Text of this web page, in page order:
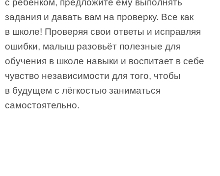
с ребенком, предложите ему выполнять
задания и давать вам на проверку. Все как
в школе! Проверяя свои ответы и исправляя
ошибки, малыш разовьёт полезные для
обучения в школе навыки и воспитает в себе
чувство независимости для того, чтобы
в будущем с лёгкостью заниматься
самостоятельно.